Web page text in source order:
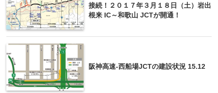
接続！２０１７年３月１８日（土）岩出
根来 IC～和歌山 JCTが開通！
阪神高速-西船場JCTの建設状況 15.12